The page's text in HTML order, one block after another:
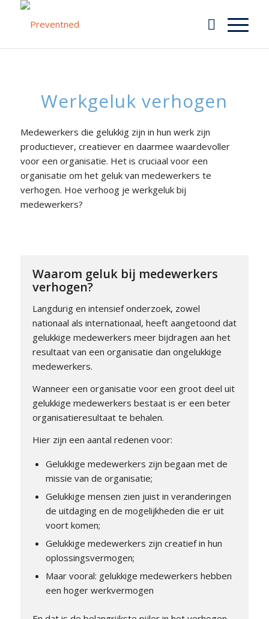
Werkgeluk verhogen
Medewerkers die gelukkig zijn in hun werk zijn
productiever, creatiever en daarmee waardevoller
voor een organisatie. Het is cruciaal voor een
organisatie om het geluk van medewerkers te
verhogen. Hoe verhoog je werkgeluk bij
medewerkers?
Waarom geluk bij medewerkers
verhogen?
Langdurig en intensief onderzoek, zowel
nationaal als internationaal, heeft aangetoond dat
gelukkige medewerkers meer bijdragen aan het
resultaat van een organisatie dan ongelukkige
medewerkers.
Wanneer een organisatie voor een groot deel uit
gelukkige medewerkers bestaat is er een beter
organisatieresultaat te behalen.
Hier zijn een aantal redenen voor:
Gelukkige medewerkers zijn begaan met de
missie van de organisatie;
Gelukkige mensen zien juist in veranderingen
de uitdaging en de mogelijkheden die er uit
voort komen;
Gelukkige medewerkers zijn creatief in hun
oplossingsvermogen;
Maar vooral: gelukkige medewerkers hebben
een hoger werkvermogen